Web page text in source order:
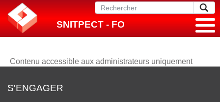
SNITPECT - FO
Contenu accessible aux administrateurs uniquement
S'ENGAGER